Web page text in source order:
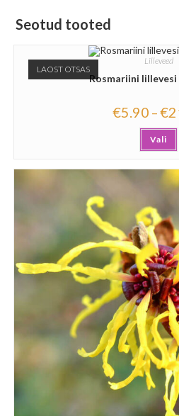
Seotud tooted
LAOST OTSAS
Lilleveed
Rosmariini lillevesi
€5.90 –€
Vali